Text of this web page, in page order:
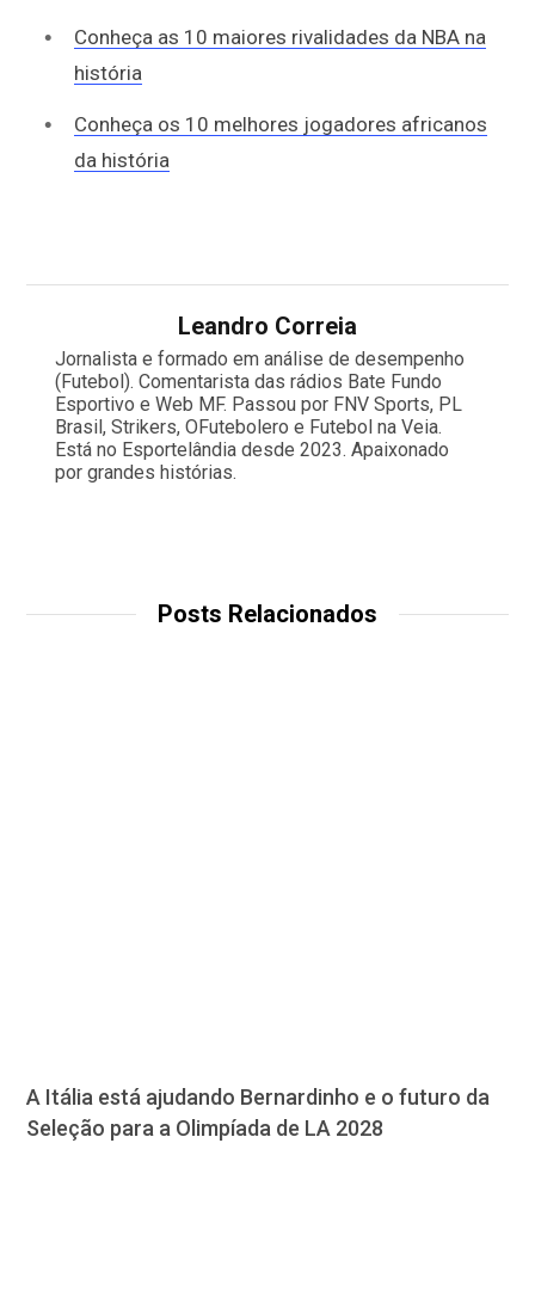
Conheça as 10 maiores rivalidades da NBA na
história
Conheça os 10 melhores jogadores africanos
da história
Leandro Correia
Jornalista e formado em análise de desempenho
(Futebol). Comentarista das rádios Bate Fundo
Esportivo e Web MF. Passou por FNV Sports, PL
Brasil, Strikers, OFutebolero e Futebol na Veia.
Está no Esportelândia desde 2023. Apaixonado
por grandes histórias.
Posts Relacionados
A Itália está ajudando Bernardinho e o futuro da
Seleção para a Olimpíada de LA 2028